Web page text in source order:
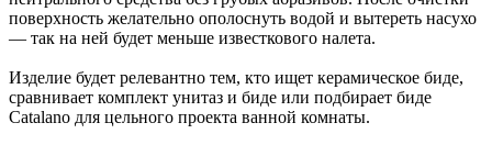
поверхность желательно ополоснуть водой и вытереть насухо
— так на ней будет меньше известкового налета.
Изделие будет релевантно тем, кто ищет керамическое биде,
сравнивает комплект унитаз и биде или подбирает биде
Catalano для цельного проекта ванной комнаты.